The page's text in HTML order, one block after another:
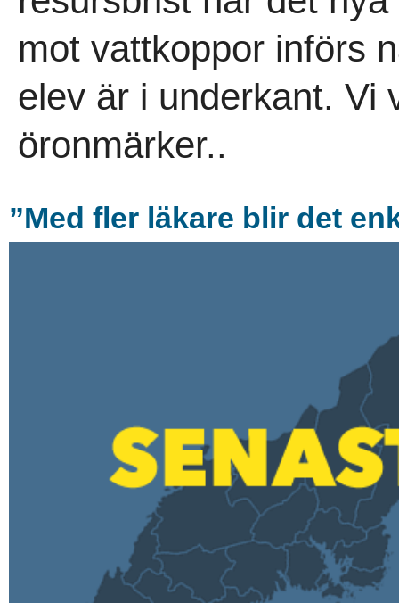
mot vattkoppor införs
elev är i underkant. Vi
öronmärker..
”Med fler läkare blir det